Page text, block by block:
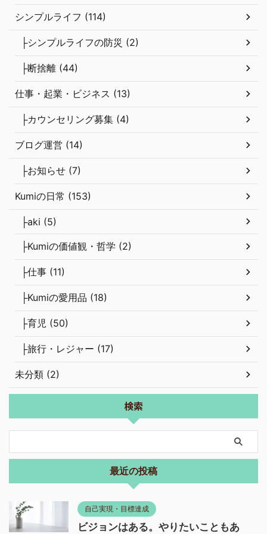
シンプルライフ (114)
├シンプルライフの防災 (2)
├断捨離 (44)
仕事・起業・ビジネス (13)
├カウンセリング募集 (4)
ブログ運営 (14)
├お知らせ (7)
Kumiの日常 (153)
├aki (5)
├Kumiの価値観・哲学 (2)
├仕事 (11)
├Kumiの愛用品 (18)
├育児 (50)
├旅行・レジャー (17)
未分類 (2)
検索
最近の投稿
自己実現・目標達成
ビジョンはある。やりたいこともあ